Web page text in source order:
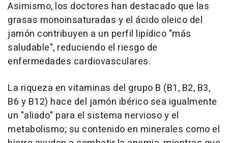
Asimismo, los doctores han destacado que las
grasas monoinsaturadas y el ácido oleico del
jamón contribuyen a un perfil lipídico "más
saludable", reduciendo el riesgo de
enfermedades cardiovasculares.
La riqueza en vitaminas del grupo B (B1, B2, B3,
B6 y B12) hace del jamón ibérico sea igualmente
un "aliado" para el sistema nervioso y el
metabolismo; su contenido en minerales como el